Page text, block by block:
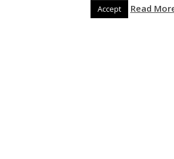
Accept Read